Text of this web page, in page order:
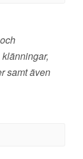
samt även